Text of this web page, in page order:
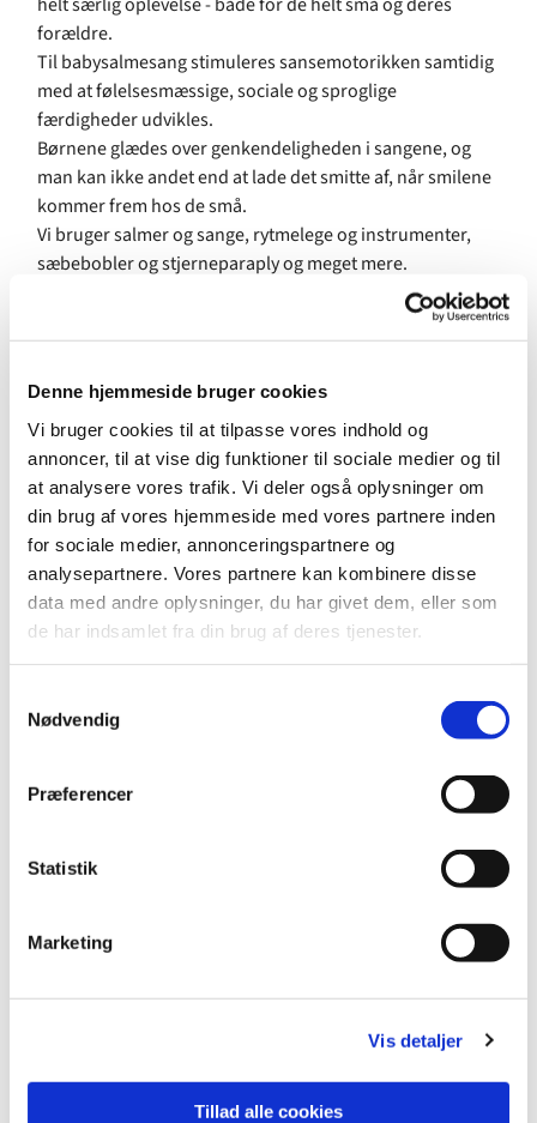
Denne hjemmeside bruger cookies
Vi bruger cookies til at tilpasse vores indhold og
annoncer, til at vise dig funktioner til sociale medier og til
at analysere vores trafik. Vi deler også oplysninger om
din brug af vores hjemmeside med vores partnere inden
for sociale medier, annonceringspartnere og
analysepartnere. Vores partnere kan kombinere disse
data med andre oplysninger, du har givet dem, eller som
de har indsamlet fra din brug af deres tjenester.
Nødvendig
Præferencer
Statistik
Marketing
Vis detaljer
Tillad alle cookies
forældre.
Til babysalmesang stimuleres sansemotorikken samtidig
med at følelsesmæssige, sociale og sproglige
færdigheder udvikles.
Børnene glædes over genkendeligheden i sangene, og
man kan ikke andet end at lade det smitte af, når smilene
kommer frem hos de små.
Vi bruger salmer og sange, rytmelege og instrumenter,
sæbebobler og stjerneparaply og meget mere.
Tirsdage kl. 9.30 i Vindinge Kirke, og efterfølgende er der
kaffe og hygge i sognegården.